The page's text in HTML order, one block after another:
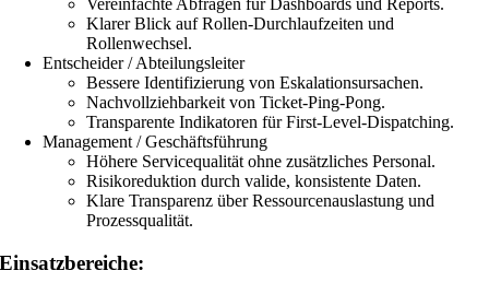
Vereinfachte Abfragen für Dashboards und Reports.
Klarer Blick auf Rollen-Durchlaufzeiten und
Rollenwechsel.
Entscheider / Abteilungsleiter
Bessere Identifizierung von Eskalationsursachen.
Nachvollziehbarkeit von Ticket-Ping-Pong.
Transparente Indikatoren für First-Level-Dispatching.
Management / Geschäftsführung
Höhere Servicequalität ohne zusätzliches Personal.
Risikoreduktion durch valide, konsistente Daten.
Klare Transparenz über Ressourcenauslastung und
Prozessqualität.
Einsatzbereiche: